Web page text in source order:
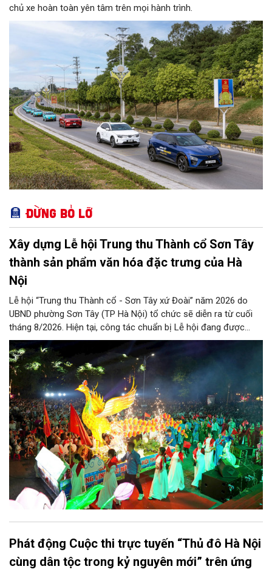
chủ xe hoàn toàn yên tâm trên mọi hành trình.
Đừng bỏ lỡ
Xây dựng Lễ hội Trung thu Thành cổ Sơn Tây
thành sản phẩm văn hóa đặc trưng của Hà
Nội
Lễ hội “Trung thu Thành cổ - Sơn Tây xứ Đoài” năm 2026 do
UBND phường Sơn Tây (TP Hà Nội) tổ chức sẽ diễn ra từ cuối
tháng 8/2026. Hiện tại, công tác chuẩn bị Lễ hội đang được
chính quyền phường Sơn Tây cùng các phòng, ban, ngành, đơn
vị và 25 tổ dân phố khẩn trương triển khai, tạo khí thế sôi nổi,
sẵn sàng mang đến cho Nhân dân và du khách một mùa Trung
thu quy mô, đặc sắc và giàu bản sắc văn hóa xứ Đoài.
Phát động Cuộc thi trực tuyến “Thủ đô Hà Nội
cùng dân tộc trong kỷ nguyên mới” trên ứng